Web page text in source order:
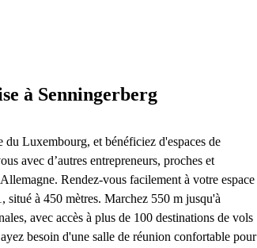
à Senningerberg
Luxembourg, et bénéficiez d'espaces de
avec d’autres entrepreneurs, proches et
Rendez-vous facilement à votre espace
à 450 mètres. Marchez 550 m jusqu'à
avec accès à plus de 100 destinations de vols
besoin d'une salle de réunion confortable pour